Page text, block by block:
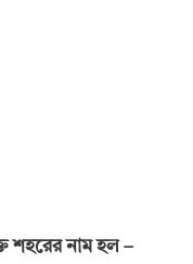
শহরের নাম হল –